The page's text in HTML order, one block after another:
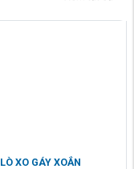
LÒ XO GÁY XOẮN